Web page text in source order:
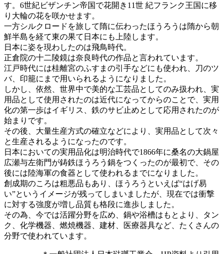
す。6世紀ビザンチン帝国で花開き11世 紀フランク王国に移
り大輪の花を咲かせます。
一方シルクロードを旅して隋に伝わったほうろうは隋から朝
鮮半島を経て東の果て日本にも上陸します。
日本に姿を現わしたのは飛鳥時代。
正倉院の十二陵鏡は奈良時代の作品と言われています。
江戸時代には桂離宮のふすまの引手などにも使われ、刀のツ
バ、印籠にまで用いられるようになりました。
しかし、依然、世界中で美的な工芸品としてのみ扱われ、実
用品として使用されたのは近代になってからのことで、実用
化の第一歩はイギリス、鉄のサビ止めとして応用されたのが
始まりです。
その後、大量生産方式の確立などにより、実用品として次々
と生産されるようになったのです。
日本においての実用品化は明治時代で1866年に桑名の大鍋屋
広瀬与左衛門が鋳鉄ほうろう鍋をつくったのが最初で、その
後には陸海軍の食器として使われるまでになりました。
創成期のころは粗悪品もあり、ほうろうといえば“はげ易
い”というイメージが残ってしまいましたが、現在では衝撃
に対する強度が増し品質も格段に進歩しました。
その為、今では活躍分野を広め、鍋や浴槽はもとより、タン
ク、化学機器、燃焼機器、建材、医療器具など、たくさんの
分野で使われています。